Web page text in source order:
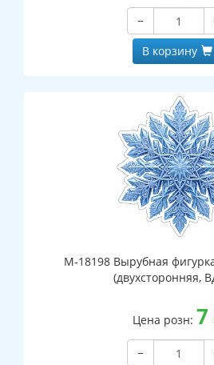
−
В корзину
М-18198 Вырубная
(двухсторонняя,
Цена розн: 7
−